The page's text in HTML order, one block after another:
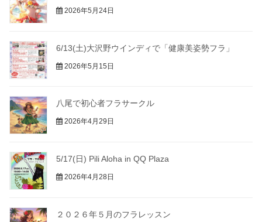
2026年5月24日
6/13(土)大沢野ウインディで「健康美姿勢フラ」
2026年5月15日
八尾で初心者フラサークル
2026年4月29日
5/17(日) Pili Aloha in QQ Plaza
2026年4月28日
２０２６年５月のフラレッスン